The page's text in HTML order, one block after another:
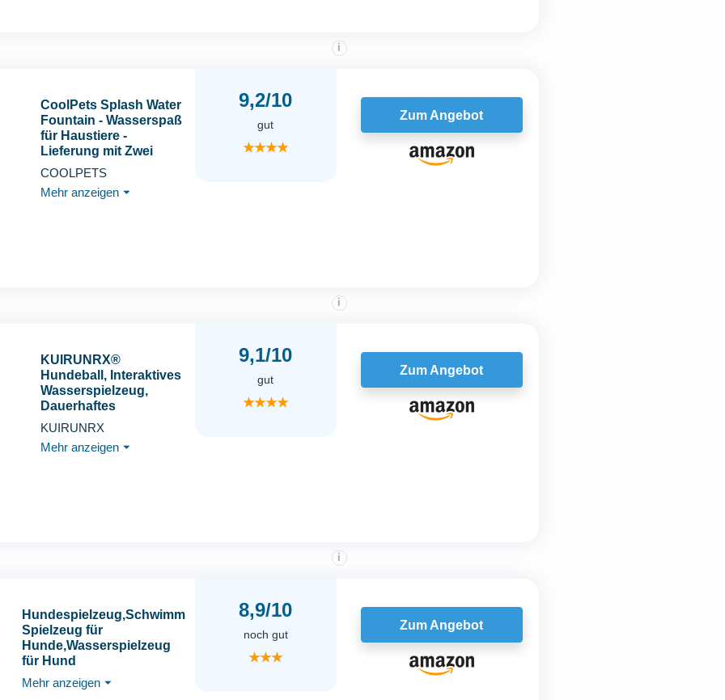
CoolPets Splash Water
Fountain - Wasserspaß
für Haustiere -
Lieferung mit Zwei
Düsen - Trinkwasser für
Hunde - Trinkbrunnen
für Haustiere - Blau
COOLPETS
Mehr anzeigen ⏷
9,2/10
i
gut
★★★★
Zum Angebot
KUIRUNRX®
Hundeball, Interaktives
Wasserspielzeug,
Dauerhaftes
Hundespielzeug für
Aggressive Kauer,
Hunde Ball für Große,
KUIRUNRX
Mehr anzeigen ⏷
9,1/10
i
gut
★★★★
Zum Angebot
Hundespielzeug,Schwimm
Spielzeug für
Hunde,Wasserspielzeug
für Hund
Hundetraining,Interaktives
Hundespielzeug,Trainieren
Mehr anzeigen ⏷
8,9/10
i
noch gut
★★★
Zum Angebot